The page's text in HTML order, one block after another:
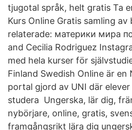
tjugotal språk, helt gratis Ta
Kurs Online Gratis samling av
relaterade: материки мира
and Cecilia Rodriguez
med hela kurser för
Finland Swedish Online är en
portal gjord av UNI där
studera Ungerska, lär dig,
nybörjare, online, gratis,
framgångsrikt lära dig